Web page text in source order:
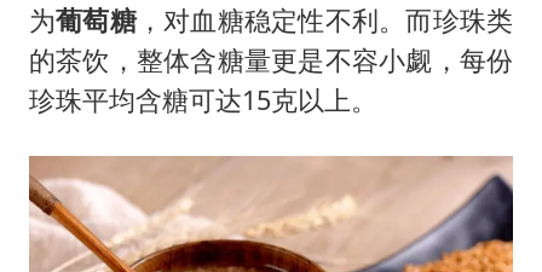
为葡萄糖，对血糖稳定性不利。而珍珠类
的茶饮，整体含糖量更是不容小觑，每份
珍珠平均含糖可达15克以上。